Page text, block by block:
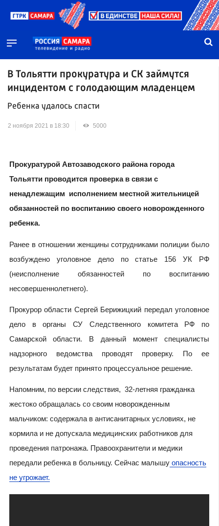
В Тольятти прокуратура и СК займутся
инцидентом с голодающим младенцем
Ребенка удалось спасти
2 ноября 2021 в 18:30 5000
Прокуратурой Автозаводского района города
Тольятти проводится проверка в связи с
ненадлежащим исполнением местной жительницей
обязанностей по воспитанию своего новорожденного
ребенка.
Ранее в отношении женщины сотрудниками полиции было
возбуждено уголовное дело по статье 156 УК РФ
(неисполнение обязанностей по воспитанию
несовершеннолетнего).
Прокурор области Сергей Берижицкий передал уголовное
дело в органы СУ Следственного комитета РФ по
Самарской области. В данный момент специалисты
надзорного ведомства проводят проверку. По ее
результатам будет принято процессуальное решение.
Напомним, по версии следствия, 32-летняя гражданка
жестоко обращалась со своим новорожденным
мальчиком: содержала в антисанитарных условиях, не
кормила и не допускала медицинских работников для
проведения патронажа. Правоохранители и медики
передали ребенка в больницу. Сейчас малышуопасность
не угрожает.